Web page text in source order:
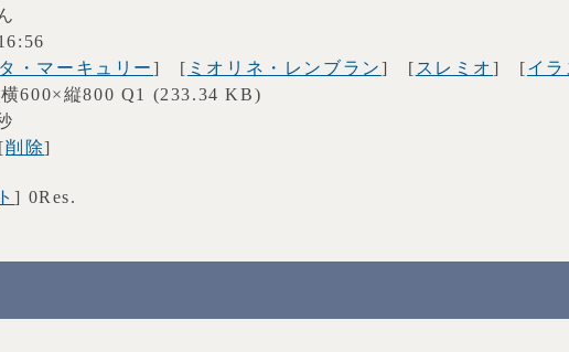
・マーキュリー] [ ミオリネ・レンブラン] [ スレミオ] [イ
600×縦800 Q1 (233.34 KB)
削除]
] 0Res.